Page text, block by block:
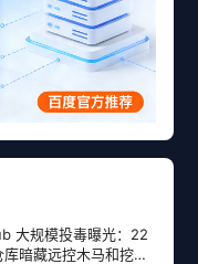
大规模投毒曝光：22
库暗藏远控木马和挖矿